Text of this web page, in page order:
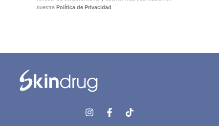
nuestra Política de Privacidad
I
n
F
a
T
i